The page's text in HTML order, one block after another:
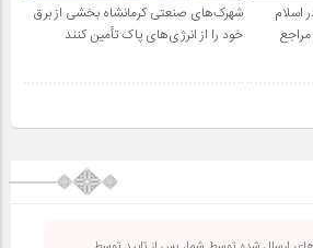
اسلام
شهرک‌های صنعتی کرمانشاه بخشی از برق
خود را از انرژی‌های پاک تأمین کنند